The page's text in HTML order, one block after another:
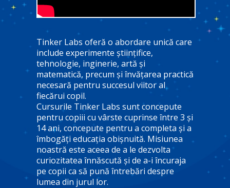
Tinker Labs oferă o abordare unică care
include experimente științifice,
tehnologie, inginerie, artă și
matematică, precum și învățarea practică
necesară pentru succesul viitor al
fiecărui copil.
Cursurile Tinker Labs sunt concepute
pentru copiii cu vârste cuprinse între 3 și
14 ani, concepute pentru a completa și a
îmbogăți educația obișnuită. Misiunea
noastră este aceea de a le dezvolta
curiozitatea înnăscută și de a-i încuraja
pe copii ca să pună întrebări despre
lumea din jurul lor.